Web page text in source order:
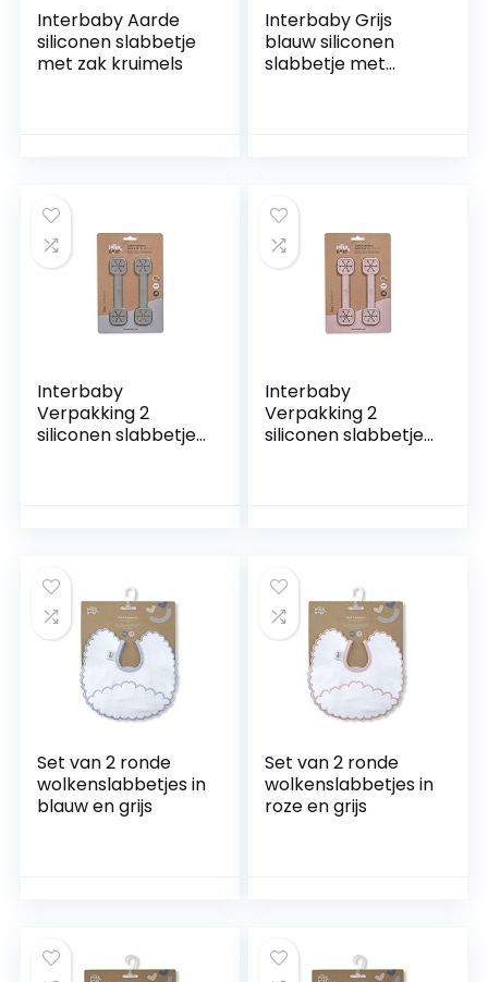
Interbaby Aarde
siliconen slabbetje
met zak kruimels
Interbaby Grijs
blauw siliconen
slabbetje met
Interbaby
Verpakking 2
siliconen slabbetjes
Interbaby
Verpakking 2
siliconen slabbetjes
Set van 2 ronde
wolkenslabbetjes in
blauw en grijs
Set van 2 ronde
wolkenslabbetjes in
roze en grijs